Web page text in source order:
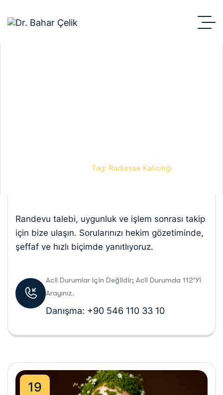
Tag: Radiesse Kalıcılığı
Randevu talebi, uygunluk ve işlem sonrası takip
için bize ulaşın. Sorularınızı hekim gözetiminde,
şeffaf ve hızlı biçimde yanıtlıyoruz.
Acil Durumlar Için Değildir; Acil Durumda 112’yi
Arayınız.
Danışma: +90 546 110 33 10
19